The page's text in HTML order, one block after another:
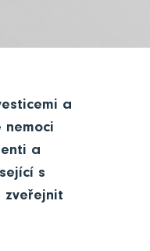
a
a
s
zveřejnit